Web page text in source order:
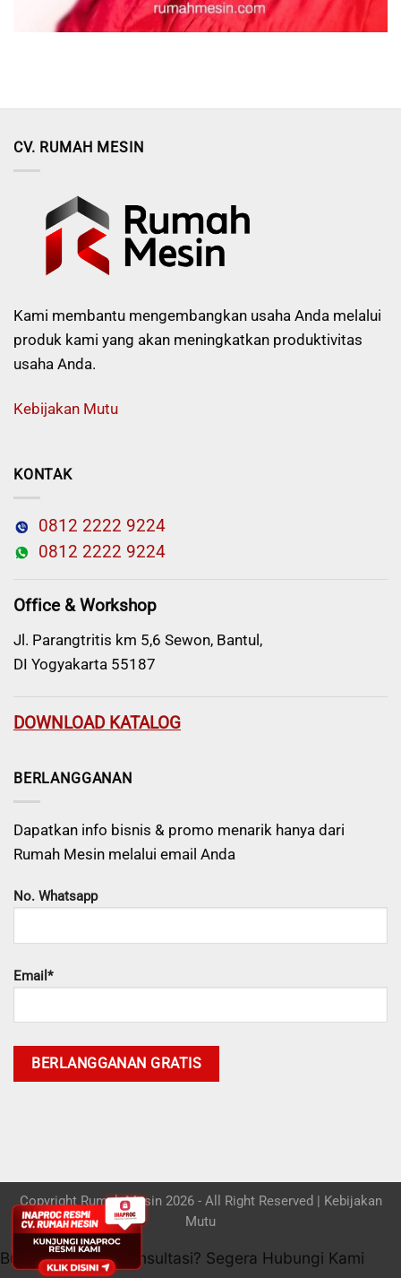
CV. RUMAH MESIN
Kami membantu mengembangkan usaha Anda melalui
produk kami yang akan meningkatkan produktivitas
usaha Anda.
Kebijakan Mutu
KONTAK
0812 2222 9224
0812 2222 9224
Office & Workshop
Jl. Parangtritis km 5,6 Sewon, Bantul,
DI Yogyakarta 55187
DOWNLOAD KATALOG
BERLANGGANAN
Dapatkan info bisnis & promo menarik hanya dari
Rumah Mesin melalui email Anda
No. Whatsapp
Email*
Copyright Rumah Mesin 2026 - All Right Reserved | Kebijakan
Mutu
Butuh bantuan / konsultasi? Segera Hubungi Kami